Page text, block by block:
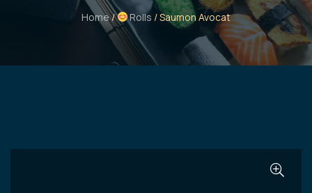
Home/ Rolls / Saumon Avocat